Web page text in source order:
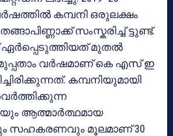
കമ്പനി ഒരുലക്ഷം
സംസ്കരിച്ച് ട്ടുണ്ട്.
മുതൽ
മുപ്പതാം വർഷമാണ് കെ എസ് ഇ
കമ്പനിയുമായി
ആത്മാർത്ഥമായ
സഹകരണവും മൂലമാണ് 30